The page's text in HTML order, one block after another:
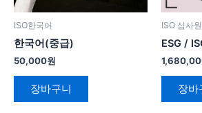
ISO한국어
한국어(중급)
50,000원
장바구니
ISO 심사원
ESG /
장바